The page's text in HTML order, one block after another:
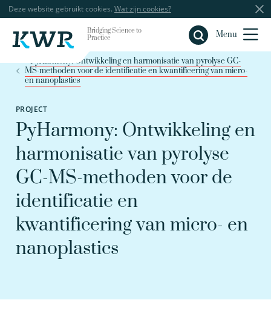
Deze website gebruikt cookies. Wat zijn cookies?
Bridging Science to
Practice
Menu
Sluiten
PyHarmony: Ontwikkeling en harmonisatie van pyrolyse GC-
MS-methoden voor de identificatie en kwantificering van micro-
en nanoplastics
PROJECT
PyHarmony: Ontwikkeling en
harmonisatie van pyrolyse
GC-MS-methoden voor de
identificatie en
kwantificering van micro- en
nanoplastics